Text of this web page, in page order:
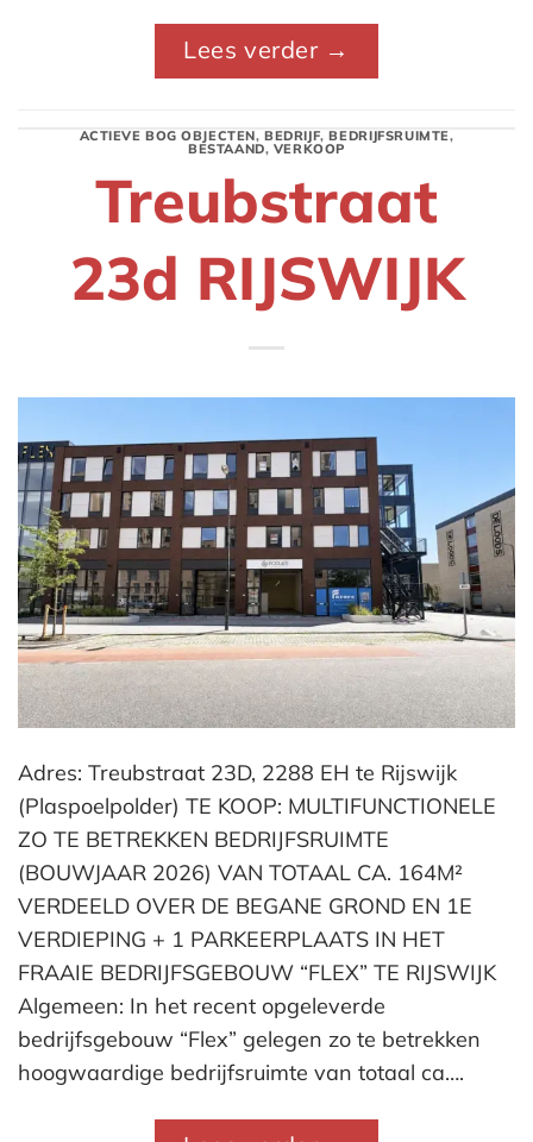
Lees verder →
ACTIEVE BOG OBJECTEN, BEDRIJF,BEDRIJFSRUIMTE,
BESTAAND, VERKOOP
Treubstraat
23d RIJSWIJK
Adres: Treubstraat 23D, 2288 EH te Rijswijk
(Plaspoelpolder) TE KOOP: MULTIFUNCTIONELE
ZO TE BETREKKEN BEDRIJFSRUIMTE
(BOUWJAAR 2026) VAN TOTAAL CA. 164M²
VERDEELD OVER DE BEGANE GROND EN 1E
VERDIEPING + 1 PARKEERPLAATS IN HET
FRAAIE BEDRIJFSGEBOUW “FLEX” TE RIJSWIJK
Algemeen: In het recent opgeleverde
bedrijfsgebouw “Flex” gelegen zo te betrekken
hoogwaardige bedrijfsruimte van totaal ca….